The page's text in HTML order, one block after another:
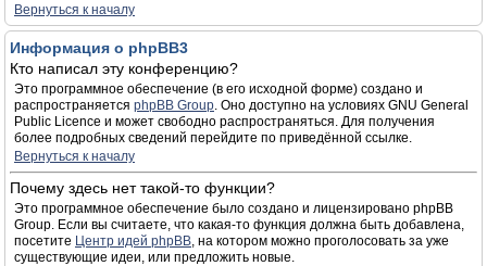
Вернуться к началу
Информация о phpBB3
Кто написал эту конференцию?
Это программное обеспечение (в его исходной форме) создано и
распространяется phpBB Group. Оно доступно на условиях GNU General
Public Licence и может свободно распространяться. Для получения
более подробных сведений перейдите по приведённой ссылке.
Вернуться к началу
Почему здесь нет такой-то функции?
Это программное обеспечение было создано и лицензировано phpBB
Group. Если вы считаете, что какая-то функция должна быть добавлена,
посетите Центр идей phpBB, на котором можно проголосовать за уже
существующие идеи, или предложить новые.